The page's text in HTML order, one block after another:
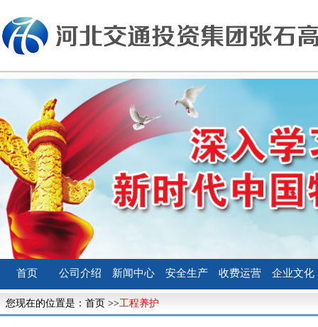
首页 公司介绍 新闻中心 安全生产 收费运营 企业文化
您现在的位置是： 首页 >>工程养护